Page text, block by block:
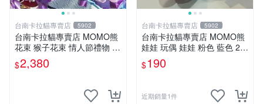
台南卡拉貓專賣店 5902
台南卡拉貓專賣店 MOMO熊
花束 猴子花束 情人節禮物 二
選一 可繡字 可今天寄明天到
$2,380
台南卡拉貓專賣店 5902
台南卡拉貓專賣店 MOMO熊
娃娃 玩偶 娃娃 粉色 藍色 2色
分售
$190
近期銷量1件